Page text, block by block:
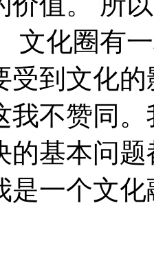
文化圈有
受到文化
我不赞同
的基本问
是一个文